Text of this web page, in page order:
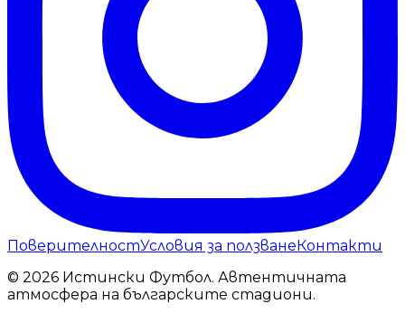
ПоверителностУсловия за ползванеКонтакти
© 2026 Истински Футбол. Автентичната
атмосфера на българските стадиони.